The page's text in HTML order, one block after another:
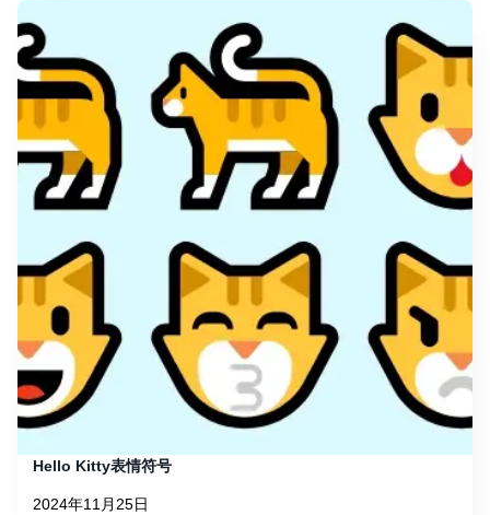
Hello Kitty表情符号
2024年11月25日